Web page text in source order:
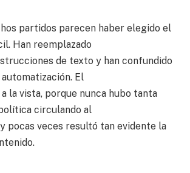
partidos parecen haber elegido el
Han reemplazado
de texto y han confundido
El
la vista, porque nunca hubo tanta
circulando al
pocas veces resultó tan evidente la